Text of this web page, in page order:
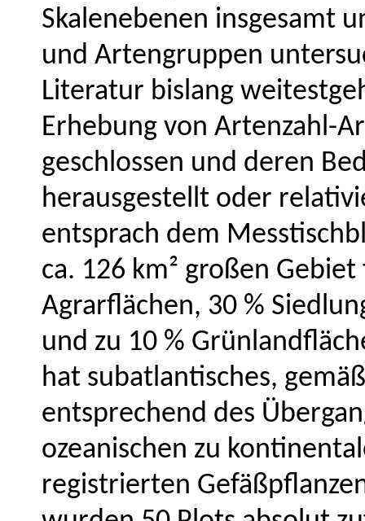
Skalenebenen insgesamt
und Artengruppen
Literatur bislang
Erhebung von Artenzahl-
geschlossen und deren
herausgestellt oder
entsprach dem
ca. 126 km² großen
Agrarflächen, 30 %
und zu 10 %
hat subatlantisches,
entsprechend des
ozeanischen zu
registrierten